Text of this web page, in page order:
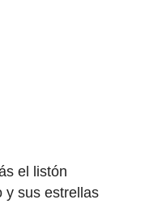
el listón
y sus estrellas